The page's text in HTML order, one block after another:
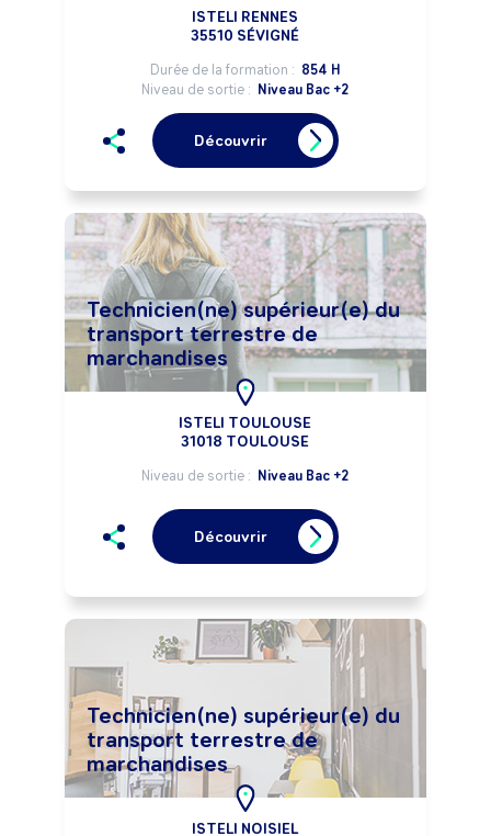
ISTELI RENNES
35510 SÉVIGNÉ
Durée de la formation : 854 H
Niveau de sortie : Niveau Bac +2
Découvrir
Technicien(ne) supérieur(e) du
transport terrestre de
marchandises
ISTELI TOULOUSE
31018 TOULOUSE
Niveau de sortie : Niveau Bac +2
Découvrir
Technicien(ne) supérieur(e) du
transport terrestre de
marchandises
ISTELI NOISIEL